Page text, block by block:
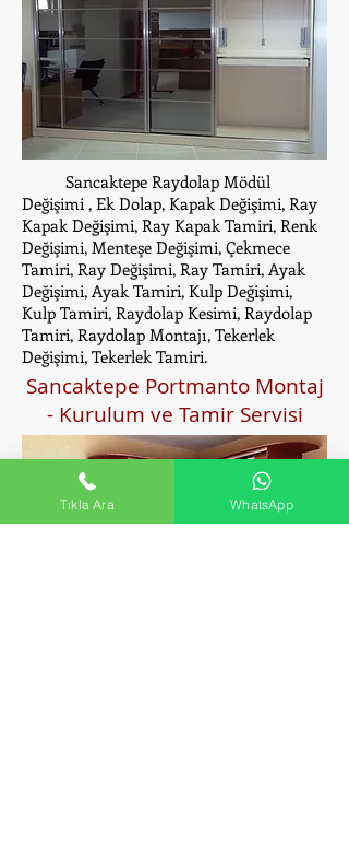
Sancaktepe Raydolap Mödül
Değişimi , Ek Dolap, Kapak Değişimi, Ray
Kapak Değişimi, Ray Kapak Tamiri, Renk
Değişimi, Menteşe Değişimi, Çekmece
Tamiri, Ray Değişimi, Ray Tamiri, Ayak
Değişimi, Ayak Tamiri, Kulp Değişimi,
Kulp Tamiri, Raydolap Kesimi, Raydolap
Tamiri, Raydolap Montajı, Tekerlek
Değişimi, Tekerlek Tamiri.
Sancaktepe Portmanto Montaj
- Kurulum ve Tamir Servisi
Tıkla Ara WhatsApp